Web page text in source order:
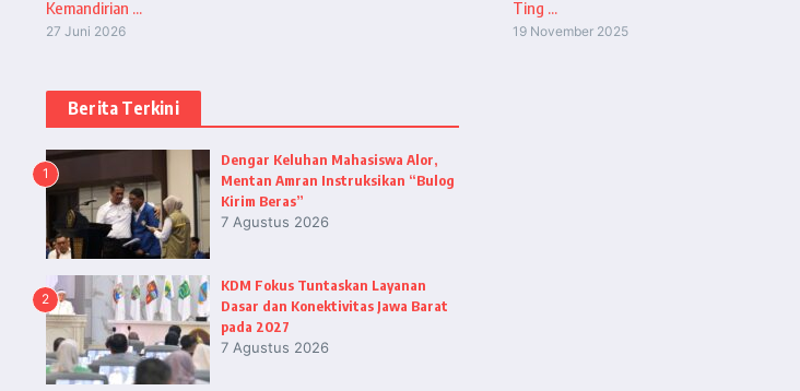
Kemandirian ...
27 Juni 2026
Ting ...
19 November 2025
Berita Terkini
1
Dengar Keluhan Mahasiswa Alor,
Mentan Amran Instruksikan “Bulog
Kirim Beras”
7 Agustus 2026
2
KDM Fokus Tuntaskan Layanan
Dasar dan Konektivitas Jawa Barat
pada 2027
7 Agustus 2026